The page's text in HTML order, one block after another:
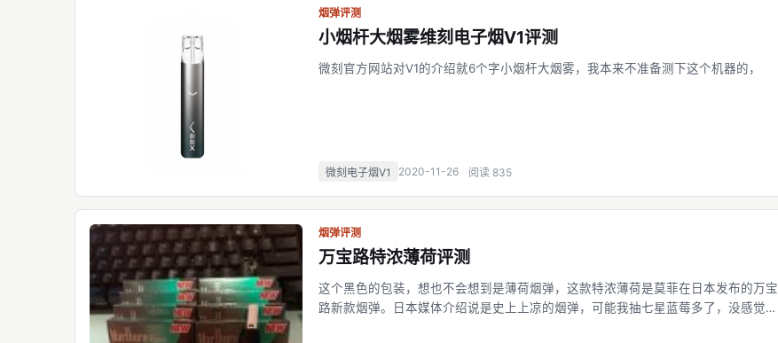
烟弹评测
小烟杆大烟雾维刻电子烟V1评测
微刻官方网站对V1的介绍就6个字小烟杆大烟雾，我本来不准备测下这个机器的，
微刻电子烟V1 2020-11-26 阅读 835
烟弹评测
万宝路特浓薄荷评测
这个黑色的包装，想也不会想到是薄荷烟弹，这款特浓薄荷是莫菲在日本发布的万宝
路新款烟弹。日本媒体介绍说是史上上凉的烟弹，可能我抽七星蓝莓多了，没感觉出